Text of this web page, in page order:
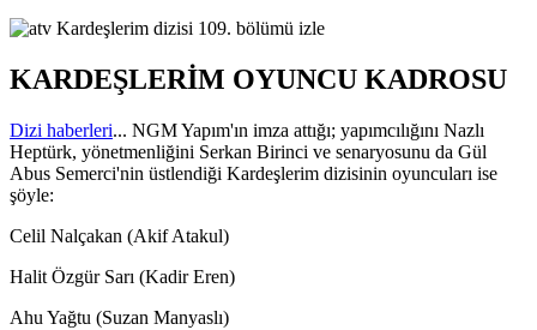
KARDEŞLERİM OYUNCU KADROSU
Dizi haberleri... NGM Yapım'ın imza attığı; yapımcılığını Nazlı
Heptürk, yönetmenliğini Serkan Birinci ve senaryosunu da Gül
Abus Semerci'nin üstlendiği Kardeşlerim dizisinin oyuncuları ise
şöyle:
Celil Nalçakan (Akif Atakul)
Halit Özgür Sarı (Kadir Eren)
Ahu Yağtu (Suzan Manyaslı)